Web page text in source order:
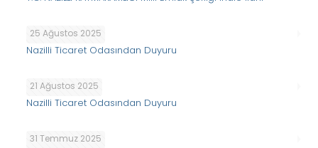
25 Ağustos 2025
Nazilli Ticaret Odasından Duyuru
21 Ağustos 2025
Nazilli Ticaret Odasından Duyuru
31 Temmuz 2025